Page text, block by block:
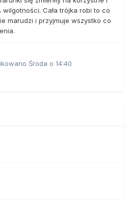
Cała trójka robi to co
marudzi i przyjmuje wszystko co
Środa o 14:40